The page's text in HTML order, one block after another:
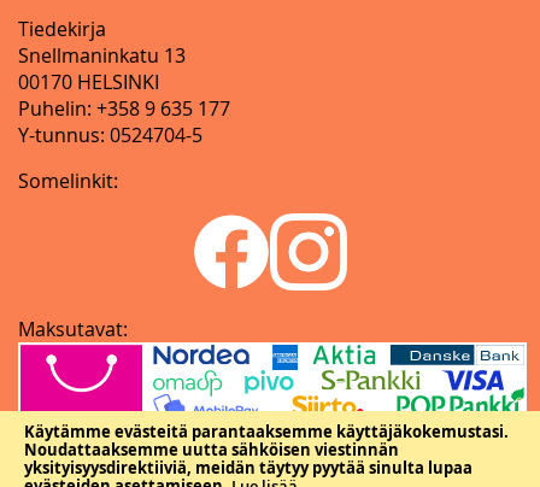
Käytämme evästeitä parantaaksemme käyttäjäkokemustasi.
Noudattaaksemme uutta sähköisen viestinnän
yksityisyysdirektiiviä, meidän täytyy pyytää sinulta lupaa
Tiedekirja
Snellmaninkatu 13
00170 HELSINKI
Puhelin: +358 9 635 177
Y-tunnus: 0524704-5
Somelinkit:
Maksutavat: